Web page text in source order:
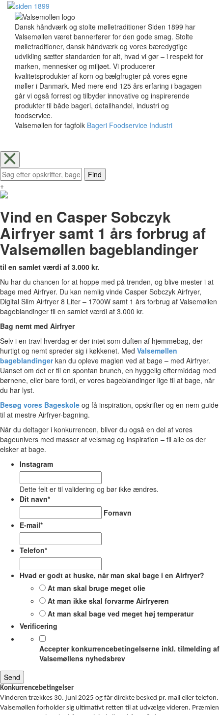
Dansk håndværk og stolte mølletraditioner Siden 1899 har
Valsemøllen været bannerfører for den gode smag. Stolte
mølletraditioner, dansk håndværk og vores bæredygtige
udvikling sætter standarden for alt, hvad vi gør – i respekt for
marken, mennesker og miljøet. Vi producerer
kvalitetsprodukter af korn og bælgfrugter på vores egne
møller i Danmark. Med mere end 125 års erfaring i bagagen
går vi også forrest og tilbyder innovative og inspirerende
produkter til både bageri, detailhandel, industri og
foodservice.
Valsemøllen for fagfolk Bageri Foodservice Industri
Find
+
Vind en Casper Sobczyk
Airfryer samt 1 års forbrug af
Valsemøllen bageblandinger
til en samlet værdi af 3.000 kr.
Nu har du chancen for at hoppe med på trenden, og blive mester i at
bage med Airfryer. Du kan nemlig vinde Casper Sobczyk Airfryer,
Digital Slim Airfryer 8 Liter – 1700W samt 1 års forbrug af Valsemøllen
bageblandinger til en samlet værdi af 3.000 kr.
Bag nemt med Airfryer
Selv i en travl hverdag er der intet som duften af hjemmebag, der
hurtigt og nemt spreder sig i køkkenet. Med Valsemøllen
bageblandingerkan du opleve magien ved at bage – med Airfryer.
Uanset om det er til en spontan brunch, en hyggelig eftermiddag med
børnene, eller bare fordi, er vores bageblandinger lige til at bage, når
du har lyst.
Besøg vores Bageskole og få inspiration, opskrifter og en nem guide
til at mestre Airfryer-bagning.
Når du deltager i konkurrencen, bliver du også en del af vores
bageunivers med masser af velsmag og inspiration – til alle os der
elsker at bage.
Instagram
Dette felt er til validering og bør ikke ændres.
Dit navn*
Fornavn
E-mail*
Telefon*
Hvad er godt at huske, når man skal bage i en Airfryer?
At man skal bruge meget olie
At man ikke skal forvarme Airfryeren
At man skal bage ved meget høj temperatur
Verificering
Accepter konkurrencebetingelserne inkl. tilmelding af
Valsemøllens nyhedsbrev
Konkurrencebetingelser
Vinderen trækkes 30. juni 2025 og får direkte besked pr. mail eller telefon.
Valsemøllen forholder sig ultimativt retten til at udvælge videren. Præmien